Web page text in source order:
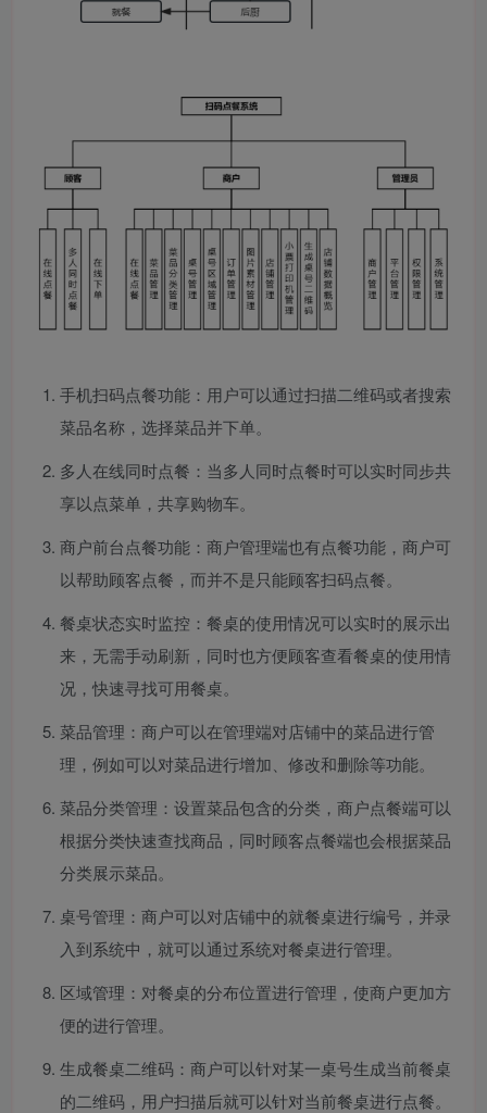
手机扫码点餐功能：用户可以通过扫描二维码或者搜索
菜品名称，选择菜品并下单。
多人在线同时点餐：当多人同时点餐时可以实时同步共
享以点菜单，共享购物车。
商户前台点餐功能：商户管理端也有点餐功能，商户可
以帮助顾客点餐，而并不是只能顾客扫码点餐。
餐桌状态实时监控：餐桌的使用情况可以实时的展示出
来，无需手动刷新，同时也方便顾客查看餐桌的使用情
况，快速寻找可用餐桌。
菜品管理：商户可以在管理端对店铺中的菜品进行管
理，例如可以对菜品进行增加、修改和删除等功能。
菜品分类管理：设置菜品包含的分类，商户点餐端可以
根据分类快速查找商品，同时顾客点餐端也会根据菜品
分类展示菜品。
桌号管理：商户可以对店铺中的就餐桌进行编号，并录
入到系统中，就可以通过系统对餐桌进行管理。
区域管理：对餐桌的分布位置进行管理，使商户更加方
便的进行管理。
生成餐桌二维码：商户可以针对某一桌号生成当前餐桌
的二维码，用户扫描后就可以针对当前餐桌进行点餐。